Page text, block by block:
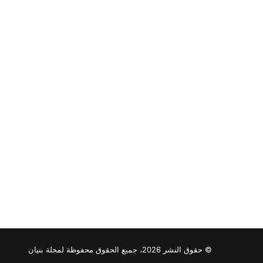
© حقوق النشر 2026، جميع الحقوق محفوظة لمجلة بنيان